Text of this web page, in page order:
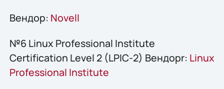
Вендор: Novell
№6 Linux Professional Institute
Certification Level 2 (LPIC-2) Вендорr: Linux
Professional Institute